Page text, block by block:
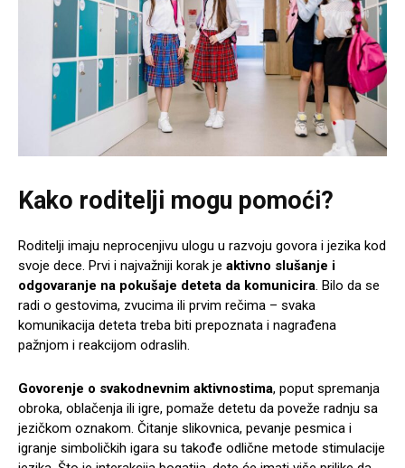
Kako roditelji mogu pomoći?
Roditelji imaju neprocenjivu ulogu u razvoju govora i jezika kod
svoje dece. Prvi i najvažniji korak je aktivno slušanje i
odgovaranje na pokušaje deteta da komunicira. Bilo da se
radi o gestovima, zvucima ili prvim rečima – svaka
komunikacija deteta treba biti prepoznata i nagrađena
pažnjom i reakcijom odraslih.
Govorenje o svakodnevnim aktivnostima, poput spremanja
obroka, oblačenja ili igre, pomaže detetu da poveže radnju sa
jezičkom oznakom. Čitanje slikovnica, pevanje pesmica i
igranje simboličkih igara su takođe odlične metode stimulacije